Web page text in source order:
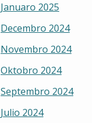
Januaro 2025
Decembro 2024
Novembro 2024
Oktobro 2024
Septembro 2024
Julio 2024